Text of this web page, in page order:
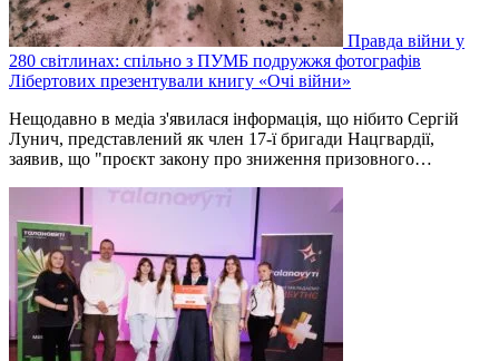
Правда війни у
280 світлинах: спільно з ПУМБ подружжя фотографів
Лібертових презентували книгу «Очі війни»
Нещодавно в медіа з'явилася інформація, що нібито Сергій
Лунич, представлений як член 17-ї бригади Нацгвардії,
заявив, що "проєкт закону про зниження призовного…